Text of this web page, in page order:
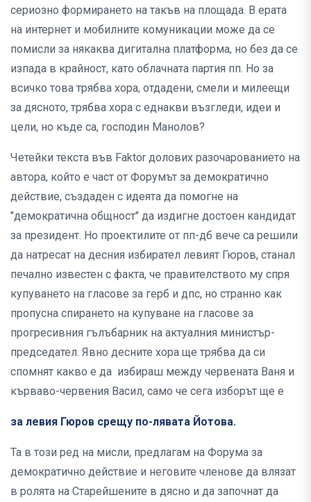
сериозно формирането на такъв на площада. В ерата
на интернет и мобилните комуникации може да се
помисли за някаква дигитална платформа, но без да се
изпада в крайност, като облачната партия пп. Но за
всичко това трябва хора, отдадени, смели и милеещи
за дясното, трябва хора с еднакви възгледи, идеи и
цели, но къде са, господин Манолов?
Четейки текста във Faktor долових разочарованието на
автора, който е част от Форумът за демократично
действие, създаден с идеята да помогне на
"демократична общност" да издигне достоен кандидат
за президент. Но проектилите от пп-дб вече са решили
да натресат на десния избирател левият Гюров, станал
печално известен с факта, че правителството му спря
купуването на гласове за герб и дпс, но странно как
пропусна спирането на купуване на гласове за
прогресивния гълъбарник на актуалния министър-
председател. Явно десните хора ще трябва да си
спомнят какво е да избираш между червената Ваня и
кърваво-червения Васил, само че сега изборът ще е
за левия Гюров срещу по-лявата Йотова.
Та в този ред на мисли, предлагам на Форума за
демократично действие и неговите членове да влязат
в ролята на Старейшените в дясно и да започнат да